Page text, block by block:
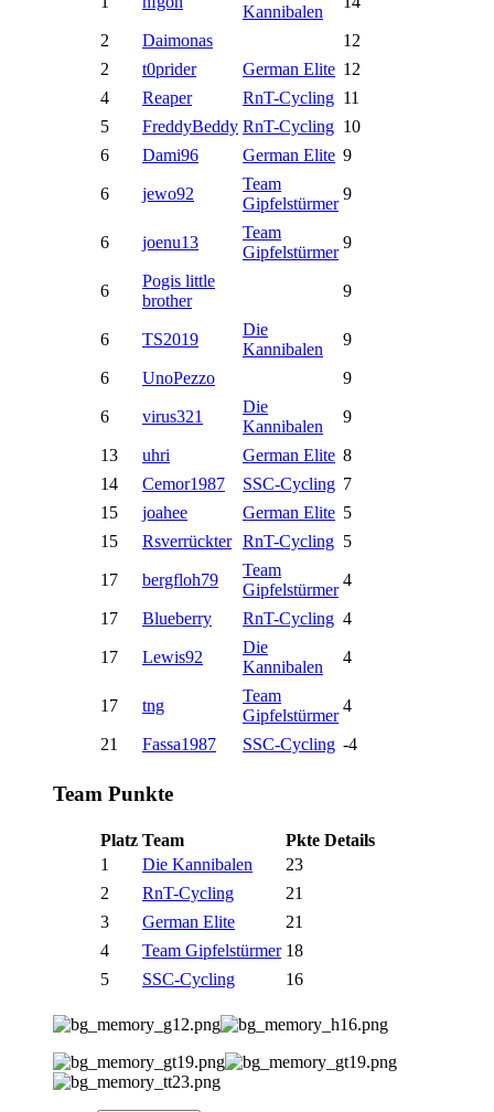
Kannibalen
2 Daimonas
12
2
t0prider German Elite 12
4
Reaper RnT-Cycling 11
5
FreddyBeddy RnT-Cycling 10
6
Dami96 German Elite 9
6 jewo92
Team
Gipfelstürmer
9
6 joenu13
Team
Gipfelstürmer
9
6
Pogis little
brother
9
6 TS2019
Die
Kannibalen
9
6 UnoPezzo 9
6 virus321
Die
Kannibalen
9
13 uhri German Elite 8
14
Cemor1987 SSC-Cycling 7
15
joahee German Elite 5
15
Rsverrückter RnT-Cycling 5
17 bergfloh79
Team
Gipfelstürmer
4
17 Blueberry RnT-Cycling 4
17 Lewis92
Die
Kannibalen
4
17 tng
Team
Gipfelstürmer
4
21 Fassa1987 SSC-Cycling -4
Team Punkte
Platz Team Pkte Details
1
Die Kannibalen
23
2
RnT-Cycling
21
3
German Elite
21
4
Team Gipfelstürmer 18
5
SSC-Cycling 16